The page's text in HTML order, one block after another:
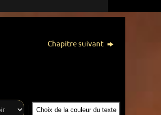
Chapitre suivant
Choix de la couleur du texte